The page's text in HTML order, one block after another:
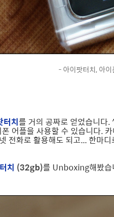
- 아이팟터치, 아
터치를 거의 공짜로 얻었습니다
어플을 사용할 수 있습니다.
전화로 활용해도 되고... 한마
치 (32gb)를 Unboxing해봤습